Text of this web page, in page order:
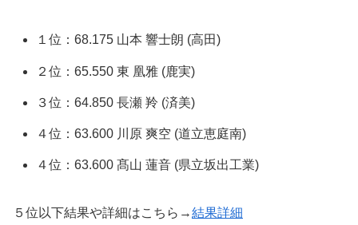
１位：68.175 山本 響士朗 (高田)
２位：65.550 東 凰雅 (鹿実)
３位：64.850 長瀬 羚 (済美)
４位：63.600 川原 爽空 (道立恵庭南)
４位：63.600 髙山 蓮音 (県立坂出工業)
５位以下結果や詳細はこちら→結果詳細